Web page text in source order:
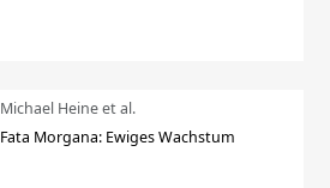
Michael Heine et al.
Fata Morgana: Ewiges Wachstum